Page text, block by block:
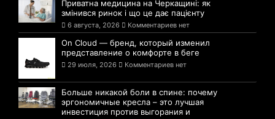
Приватна медицина на Черкащині: як
змінився ринок і що це дає пацієнту
6 августа, 2026 Комментариев нет
On Cloud — бренд, который изменил
представление о комфорте в беге
29 июля, 2026 Комментариев нет
Больше никакой боли в спине: почему
эргономичные кресла – это лучшая
инвестиция против выгорания и